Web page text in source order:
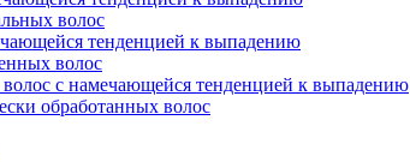
волос
тенденцией к выпадению
волос
с намечающейся тенденцией к выпадению
обработанных волос